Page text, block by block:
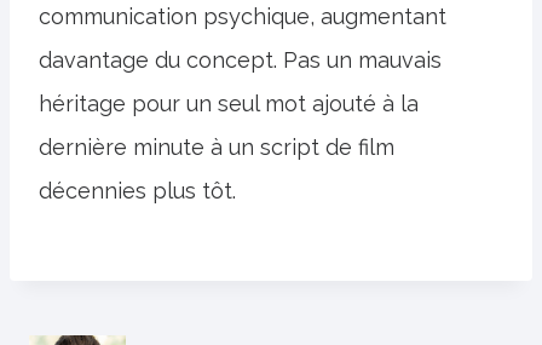
communication psychique, augmentant
davantage du concept. Pas un mauvais
héritage pour un seul mot ajouté à la
dernière minute à un script de film
décennies plus tôt.